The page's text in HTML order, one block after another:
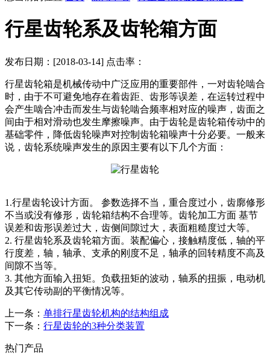
行星齿轮系及齿轮箱方面
发布日期：[2018-03-14] 点击率：
行星齿轮箱是机械传动中广泛应用的重要部件，一对齿轮啮合
时，由于不可避免地存在着齿距、齿形等误差，在运转过程中
会产生啮合冲击而发生与齿轮啮合频率相对应的噪声，齿面之
间由于相对滑动也发生摩擦噪声。由于齿轮是齿轮箱传动中的
基础零件，降低齿轮噪声对控制齿轮箱噪声十分必要。一般来
说，齿轮系统噪声发生的原因主要有以下几个方面：
1.行星齿轮设计方面。 参数选择不当，重合度过小，齿廓修形
不当或没有修形，齿轮箱结构不合理等。齿轮加工方面 基节
误差和齿形误差过大，齿侧间隙过大，表面粗糙度过大等。
2. 行星齿轮系及齿轮箱方面。装配偏心，接触精度低，轴的平
行度差，轴，轴承、支承的刚度不足，轴承的回转精度不高及
间隙不当等。
3. 其他方面输入扭矩。负载扭矩的波动，轴系的扭振，电动机
及其它传动副的平衡情况等。
上一条： 单排行星齿轮机构的结构组成
下一条： 行星齿轮的3种分类装置
热门产品